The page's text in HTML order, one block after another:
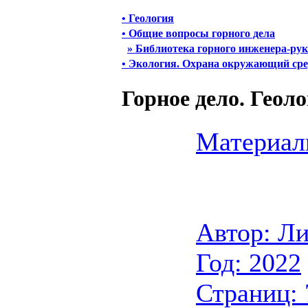
• Геология
• Общие вопросы горного дела
» Библиотека горного инженера-
• Экология. Охрана окружающий
Горное дело.
Автор:
Год: 2022
Страниц: